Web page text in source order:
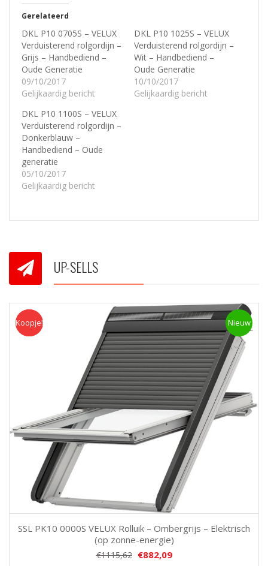
Gerelateerd
DKL P10 0705S – VELUX
Verduisterend rolgordijn –
Grijs – Handbediend –
Oude Generatie
09/10/2017
Gelijkaardig bericht
DKL P10 1025S – VELUX
Verduisterend rolgordijn –
Wit – Handbediend –
Oude Generatie
10/10/2017
Gelijkaardig bericht
DKL P10 1100S – VELUX
Verduisterend rolgordijn –
Donkerblauw –
Handbediend – Oude
generatie
05/10/2017
Gelijkaardig bericht
UP-SELLS
Koopje Nieuw
Koopje!
SSL PK10 0000S VELUX Rolluik – Ombergrijs – Elektrisch
(op zonne-energie)
€1115,62 €882,09